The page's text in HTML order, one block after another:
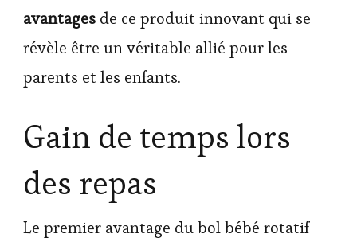
avantages de ce produit innovant qui se
révèle être un véritable allié pour les
parents et les enfants.
Gain de temps lors
des repas
Le premier avantage du bol bébé rotatif